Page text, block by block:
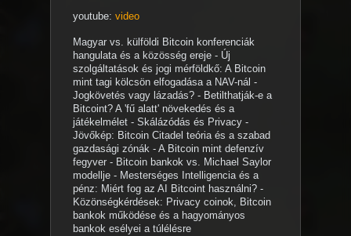
youtube: video
Magyar vs. külföldi Bitcoin konferenciák
hangulata és a közösség ereje - Új
szolgáltatások és jogi mérföldkő: A Bitcoin
mint tagi kölcsön elfogadása a NAV-nál -
Jogkövetés vagy lázadás? - Betilthatják-e a
Bitcoint? A 'fű alatt' növekedés és a
játékelmélet - Skálázódás és Privacy -
Jövőkép: Bitcoin Citadel teória és a szabad
gazdasági zónák - A Bitcoin mint defenzív
fegyver - Bitcoin bankok vs. Michael Saylor
modellje - Mesterséges Intelligencia és a
pénz: Miért fog az AI Bitcoint használni? -
Közönségkérdések: Privacy coinok, Bitcoin
bankok működése és a hagyományos
bankok esélyei a túlélésre